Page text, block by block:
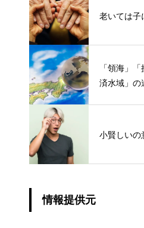
老いては子
「領海」
済水域」の
小賢しいの
情報提供元